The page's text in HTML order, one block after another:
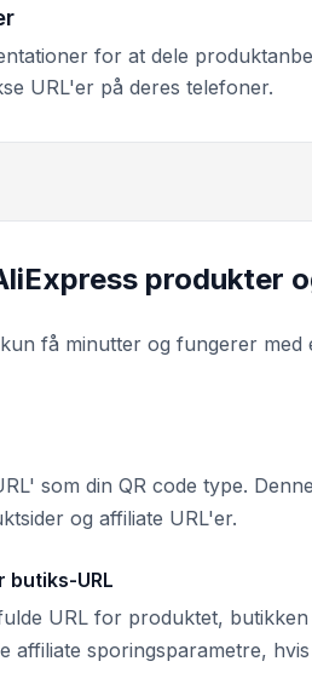
for at dele
URL'er på deres telefoner.
produkter
få minutter og fungerer
som din QR code type.
og affiliate URL'er.
butiks-URL
URL for produktet,
affiliate sporingsparametre,